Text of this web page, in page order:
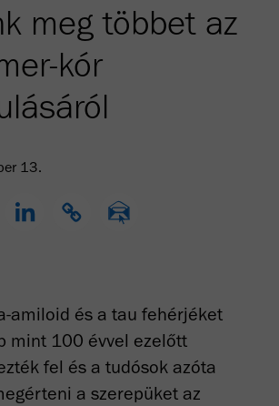
meg többet az
kór
13.
amiloid és a tau fehérjéket
mint 100 évvel ezelőtt
fel és a tudósok azóta
a szerepüket az